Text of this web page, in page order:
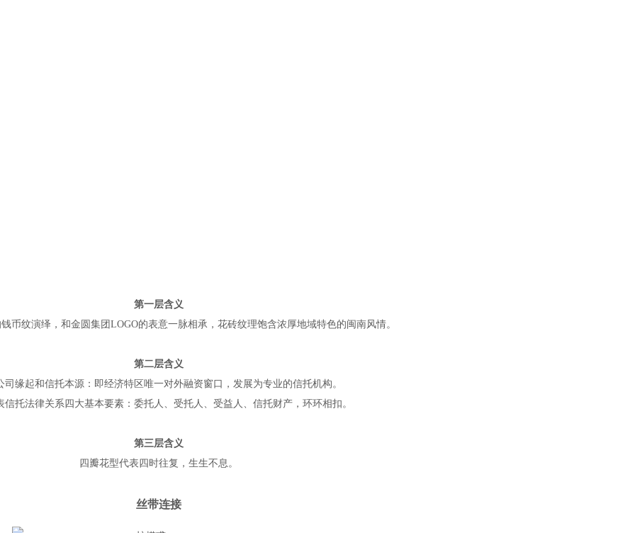
第一层含义
币纹演绎，和金圆集团LOGO的表意一脉相承，花砖纹理饱含浓厚地域特色的闽南风情。
第二层含义
司缘起和信托本源：即经济特区唯一对外融资窗口，发展为专业的信托机构。
信托法律关系四大基本要素：委托人、受托人、受益人、信托财产，环环相扣。
第三层含义
四瓣花型代表四时往复，生生不息。
丝带连接